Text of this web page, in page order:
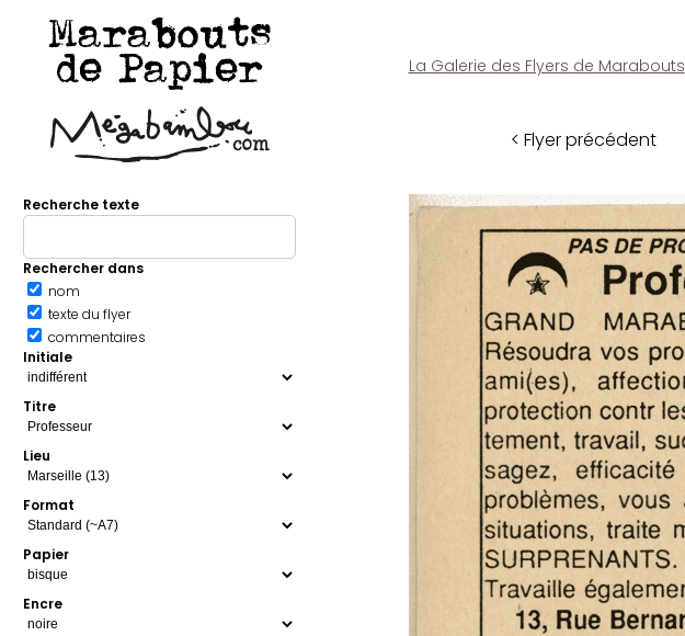
Marabouts
de Papier
Recherche texte
Rechercher dans
nom
texte du flyer
commentaires
Initiale
Titre
Lieu
Format
Papier
Encre
La Galerie des Flyers de Marabouts
< Flyer précédent